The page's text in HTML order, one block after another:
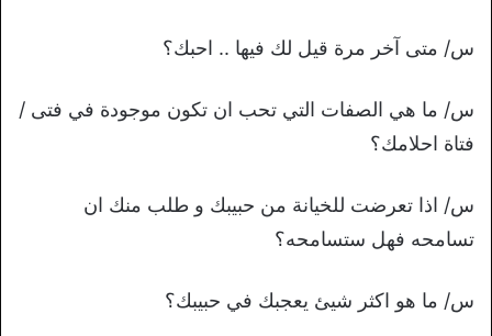
س/ متى آخر مرة قيل لك فيها .. احبك؟
س/ ما هي الصفات التي تحب ان تكون موجودة في فتى /
فتاة احلامك؟
س/ اذا تعرضت للخيانة من حبيبك و طلب منك ان
تسامحه فهل ستسامحه؟
س/ ما هو اكثر شيئ يعجبك في حبيبك؟